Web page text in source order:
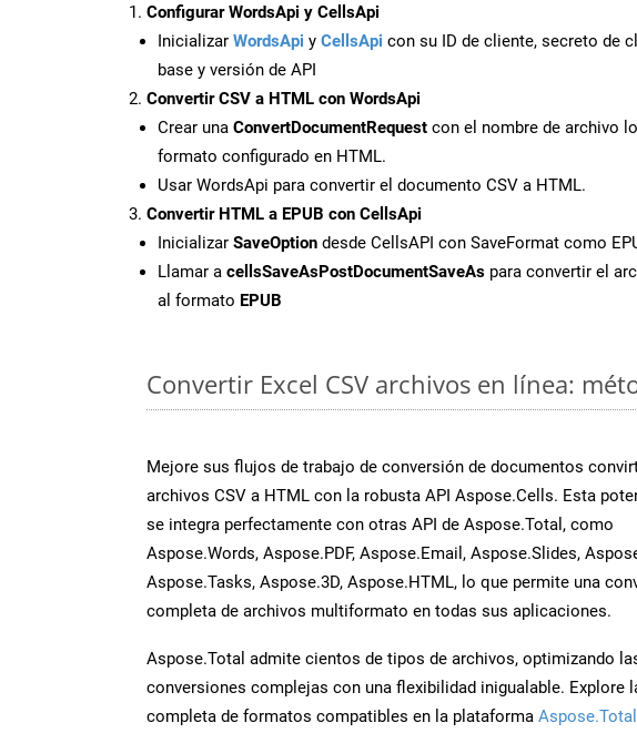
Configurar WordsApi y CellsApi
Inicializar WordsApi y CellsApi con su ID de cliente, secreto de
base y versión de API
Convertir CSV a HTML con WordsApi
Crear una ConvertDocumentRequest con el nombre de archivo
formato configurado en HTML.
Usar WordsApi para convertir el documento CSV a HTML.
Convertir HTML a EPUB con CellsApi
Inicializar SaveOption desde CellsAPI con SaveFormat como
Llamar a cellsSaveAsPostDocumentSaveAs para convertir el
al formato EPUB
Convertir Excel CSV archivos en línea:
Mejore sus flujos de trabajo de conversión de documentos
archivos CSV a HTML con la robusta API Aspose.Cells. Esta
se integra perfectamente con otras API de Aspose.Total, como
Aspose.Words, Aspose.PDF, Aspose.Email, Aspose.Slides,
Aspose.Tasks, Aspose.3D, Aspose.HTML, lo que permite una
completa de archivos multiformato en todas sus aplicaciones.
Aspose.Total admite cientos de tipos de archivos, optimizando
conversiones complejas con una flexibilidad inigualable. Explore
completa de formatos compatibles en la plataforma